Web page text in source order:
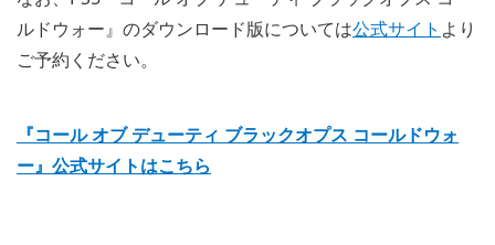
ルドウォー』のダウンロード版については公式サイト より
ご予約ください。
『コール オブ デューティ ブラックオプス コールドウォ
ー』公式サイトはこちら